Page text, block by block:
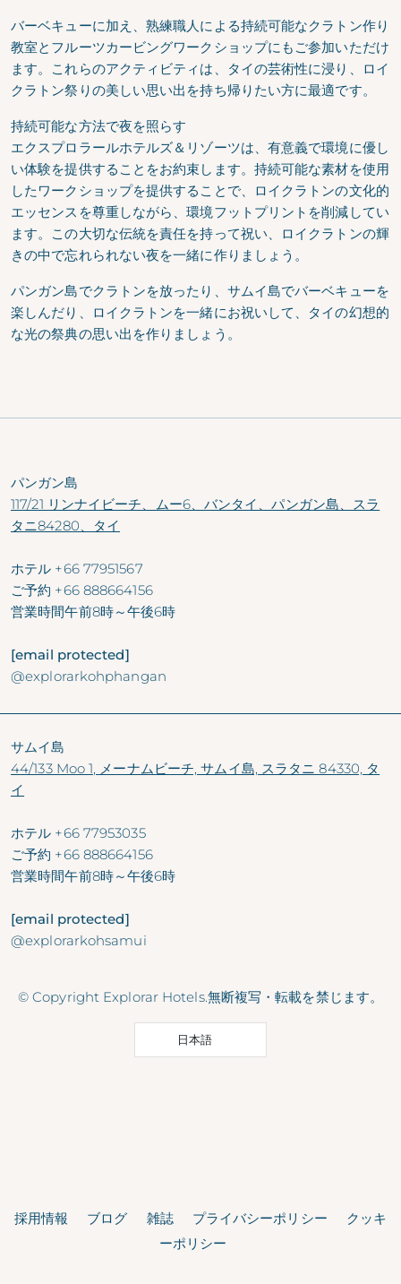
バーベキューに加え、熟練職人による持続可能なクラトン作り
教室とフルーツカービングワークショップにもご参加いただけ
ます。これらのアクティビティは、タイの芸術性に浸り、ロイ
クラトン祭りの美しい思い出を持ち帰りたい方に最適です。
持続可能な方法で夜を照らす
エクスプロラールホテルズ＆リゾーツは、有意義で環境に優し
い体験を提供することをお約束します。持続可能な素材を使用
したワークショップを提供することで、ロイクラトンの文化的
エッセンスを尊重しながら、環境フットプリントを削減してい
ます。この大切な伝統を責任を持って祝い、ロイクラトンの輝
きの中で忘れられない夜を一緒に作りましょう。
パンガン島でクラトンを放ったり、サムイ島でバーベキューを
楽しんだり、ロイクラトンを一緒にお祝いして、タイの幻想的
な光の祭典の思い出を作りましょう。
パンガン島
117/21 リンナイビーチ、ムー6、バンタイ、パンガン島、スラ
タニ84280、タイ
ホテル +66 77951567
ご予約 +66 888664156
営業時間午前8時～午後6時
[email protected]
@explorarkohphangan
サムイ島
44/133 Moo 1, メーナムビーチ, サムイ島, スラタニ 84330, タ
イ
ホテル +66 77953035
ご予約 +66 888664156
営業時間午前8時～午後6時
[email protected]
@explorarkohsamui
© Copyright Explorar Hotels.無断複写・転載を禁じます。
日本語
採用情報 ブログ 雑誌 プライバシーポリシー
クッキ
ーポリシー